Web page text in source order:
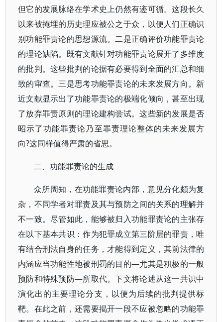
但它的发展脉络在学术史上仍然有迹可循。这段长久
以来被掩埋的历史理应被公之于众，以便人们正确识
别功能罪责论的思想源流。二是正确评价功能罪责论
的理论缺陷。既有文献针对功能罪责论展开了多维度
的批判。这些批判的论据有必要得到全面的汇总和细
致的审查。三是思考功能罪责论的未来发展方向。新
近文献显示出了功能罪责论的极端化倾向，甚至出现
了放弃罪责原则的理论建构尝试。这些新的发展是否
昭示了功能罪责论乃至罪责理论整体的未来发展方
向?这同样值得严肃的省思。
二、功能罪责论的生成
众所周知，在功能罪责论内部，意见分化颇为复
杂，不同学者对罪责及其与预防之间的关系的理解并
不一致。尽管如此，能够被归入功能罪责论的主张存
在以下基本共识：作为犯罪成立第三阶层的罪责，唯
有结合刑法自身的任务，才能得到定义，其前法律的
内涵应当功能性地被刑罚的目的—尤其是积极的一般
预防和特殊预防—所取代。下文将论述从这一共识中
演化出的主要理论分支，以便为后续的批判提供标
靶。在此之前，还需要揭开一段不应被忽略的功能罪